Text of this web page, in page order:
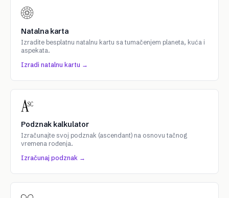
Natalna karta
Izradite besplatnu natalnu kartu sa tumačenjem planeta, kuća i
aspekata.
Izradi natalnu kartu →
Podznak kalkulator
Izračunajte svoj podznak (ascendant) na osnovu tačnog
vremena rođenja.
Izračunaj podznak →